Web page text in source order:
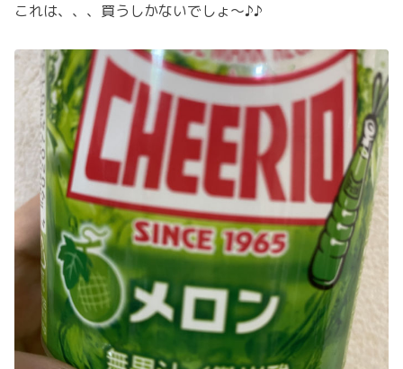
これは、、、買うしかないでしょ〜♪♪